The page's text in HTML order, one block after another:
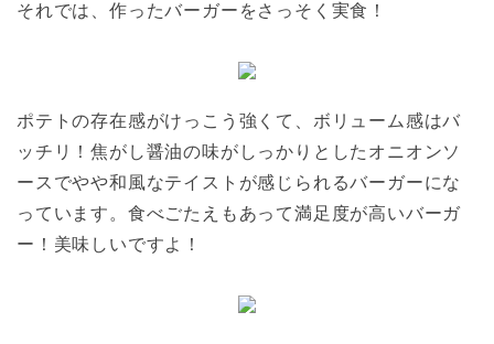
それでは、作ったバーガーをさっそく実食！
ポテトの存在感がけっこう強くて、ボリューム感はバ
ッチリ！焦がし醤油の味がしっかりとしたオニオンソ
ースでやや和風なテイストが感じられるバーガーにな
っています。食べごたえもあって満足度が高いバーガ
ー！美味しいですよ！